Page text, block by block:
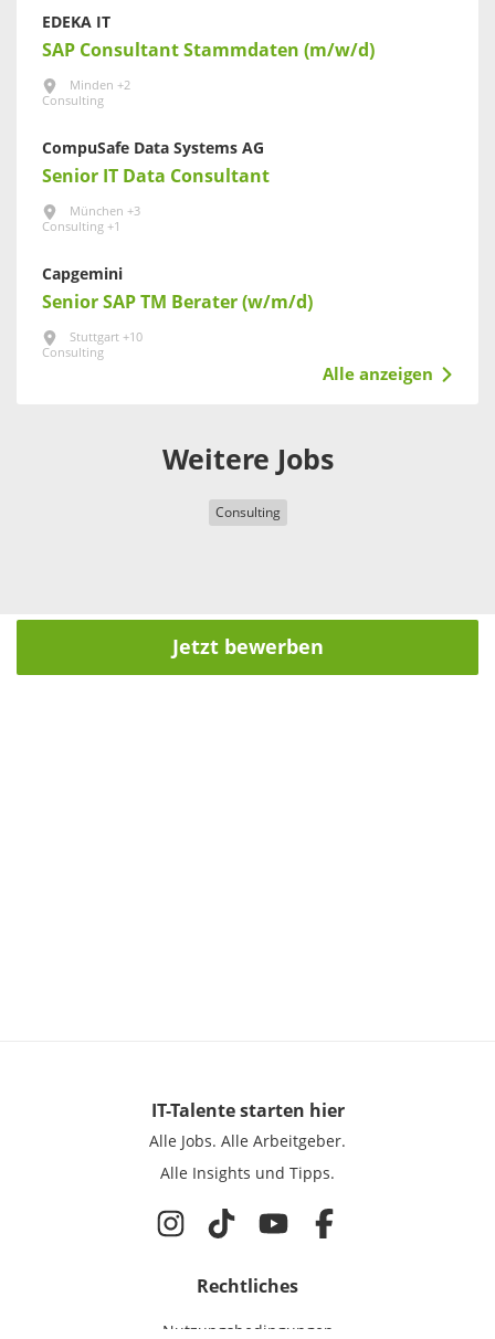
EDEKA IT
SAP Consultant Stammdaten (m/w/d)
Minden +2
Consulting
CompuSafe Data Systems AG
Senior IT Data Consultant
München +3
Consulting +1
Capgemini
Senior SAP TM Berater (w/m/d)
Stuttgart +10
Consulting
Alle anzeigen
Weitere Jobs
Consulting
Jetzt bewerben
IT-Talentestarten hier
Alle Jobs. Alle Arbeitgeber.
Alle Insights und Tipps.
Rechtliches
Nutzungsbedingungen